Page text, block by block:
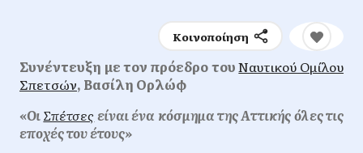
Κοινοποίηση
Συνέντευξη με τον πρόεδρο τουΝαυτικού Ομίλου
Σπετσών, Βασίλη Ορλώφ
«ΟιΣπέτσες είναι ένα κόσμημα της Αττικής όλες τις
εποχές του έτους»